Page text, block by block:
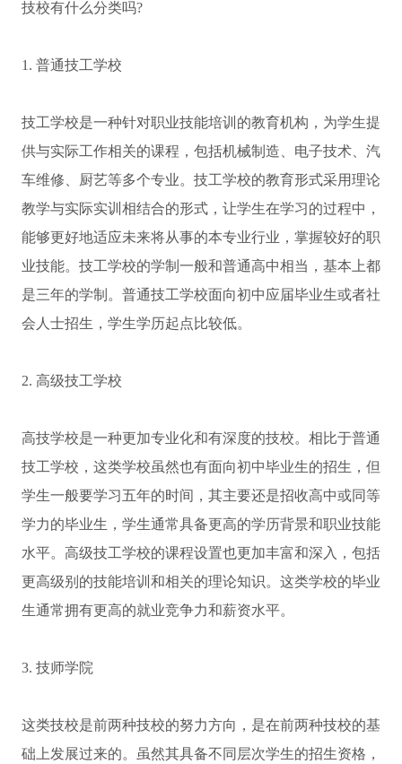
技校有什么分类吗?
1. 普通技工学校
技工学校是一种针对职业技能培训的教育机构，为学生提
供与实际工作相关的课程，包括机械制造、电子技术、汽
车维修、厨艺等多个专业。技工学校的教育形式采用理论
教学与实际实训相结合的形式，让学生在学习的过程中，
能够更好地适应未来将从事的本专业行业，掌握较好的职
业技能。技工学校的学制一般和普通高中相当，基本上都
是三年的学制。普通技工学校面向初中应届毕业生或者社
会人士招生，学生学历起点比较低。
2. 高级技工学校
高技学校是一种更加专业化和有深度的技校。相比于普通
技工学校，这类学校虽然也有面向初中毕业生的招生，但
学生一般要学习五年的时间，其主要还是招收高中或同等
学力的毕业生，学生通常具备更高的学历背景和职业技能
水平。高级技工学校的课程设置也更加丰富和深入，包括
更高级别的技能培训和相关的理论知识。这类学校的毕业
生通常拥有更高的就业竞争力和薪资水平。
3. 技师学院
这类技校是前两种技校的努力方向，是在前两种技校的基
础上发展过来的。虽然其具备不同层次学生的招生资格，